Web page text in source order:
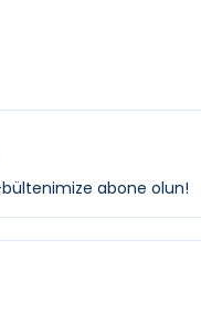
abone olun!